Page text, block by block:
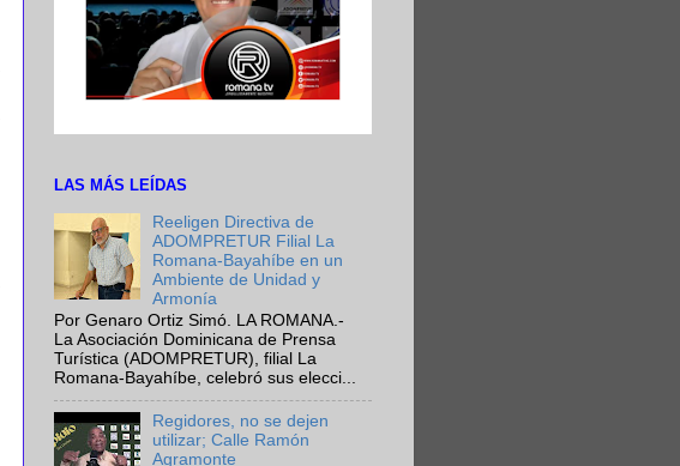
LAS MÁS LEÍDAS
Reeligen Directiva de
ADOMPRETUR Filial La
Romana-Bayahíbe en un
Ambiente de Unidad y
Armonía
Por Genaro Ortiz Simó. LA ROMANA.-
La Asociación Dominicana de Prensa
Turística (ADOMPRETUR), filial La
Romana-Bayahíbe, celebró sus elecci...
Regidores, no se dejen
utilizar; Calle Ramón
Agramonte